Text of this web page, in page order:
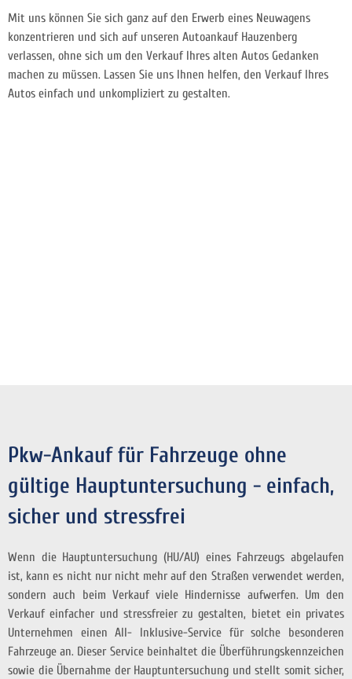
Mit uns können Sie sich ganz auf den Erwerb eines Neuwagens
konzentrieren und sich auf unseren Autoankauf Hauzenberg
verlassen, ohne sich um den Verkauf Ihres alten Autos Gedanken
machen zu müssen. Lassen Sie uns Ihnen helfen, den Verkauf Ihres
Autos einfach und unkompliziert zu gestalten.
Pkw-Ankauf für Fahrzeuge ohne
gültige Hauptuntersuchung - einfach,
sicher und stressfrei
Wenn die Hauptuntersuchung (HU/AU) eines Fahrzeugs abgelaufen
ist, kann es nicht nur nicht mehr auf den Straßen verwendet werden,
sondern auch beim Verkauf viele Hindernisse aufwerfen. Um den
Verkauf einfacher und stressfreier zu gestalten, bietet ein privates
Unternehmen einen All- Inklusive-Service für solche besonderen
Fahrzeuge an. Dieser Service beinhaltet die Überführungskennzeichen
sowie die Übernahme der Hauptuntersuchung und stellt somit sicher,